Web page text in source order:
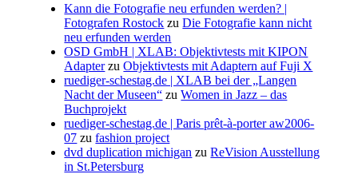
Kann die Fotografie neu erfunden werden? |
Fotografen Rostock zuDie Fotografie kann nicht
neu erfunden werden
OSD GmbH | XLAB: Objektivtests mit KIPON
AdapterzuObjektivtests mit Adaptern auf Fuji X
ruediger-schestag.de | XLAB bei der „Langen
Nacht der Museen“ zuWomen in Jazz – das
Buchprojekt
ruediger-schestag.de | Paris prêt-à-porter aw2006-
07 zufashion project
dvd duplication michigan zuReVision Ausstellung
in St.Petersburg